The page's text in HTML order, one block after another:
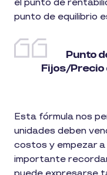
el punto de
punto de equilibrio
Punto
Fijos/Precio
Esta fórmula nos
unidades deben
costos y empezar
importante